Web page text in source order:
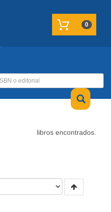
0
libros encontrados.